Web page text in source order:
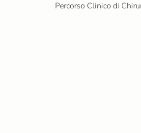
Percorso Clinico di